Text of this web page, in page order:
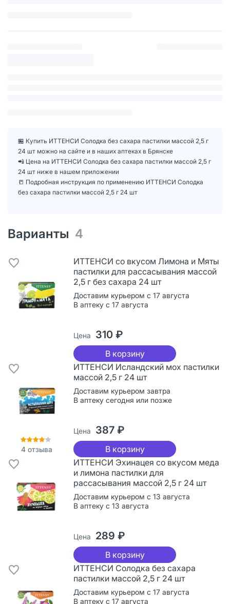
🏪 Купить ИТТЕНСИ Солодка без сахара пастилки массой 2,5 г
24 шт можно на сайте и в наших аптеках в Брянске
📲 Цена на ИТТЕНСИ Солодка без сахара пастилки массой 2,5 г
24 шт ниже в нашем приложении
📒 Подробная инструкция по применению ИТТЕНСИ Солодка
без сахара пастилки массой 2,5 г 24 шт
Варианты 4
ИТТЕНСИ со вкусом Лимона и Мяты
пастилки для рассасывания массой
2,5 г без сахара 24 шт
Доставим курьером с 17 августа
В аптеку с 17 августа
Цена 310 ₽
В корзину
4отзыва
ИТТЕНСИ Исландский мох пастилки
массой 2,5 г 24 шт
Доставим курьером завтра
В аптеку сегодня или позже
Цена 387 ₽
В корзину
ИТТЕНСИ Эхинацея со вкусом меда
и лимона пастилки для
рассасывания массой 2,5 г 24 шт
Доставим курьером с 13 августа
В аптеку с 13 августа
Цена 289 ₽
В корзину
ИТТЕНСИ Солодка без сахара
пастилки массой 2,5 г 24 шт
Доставим курьером с 17 августа
В аптеку с 17 августа